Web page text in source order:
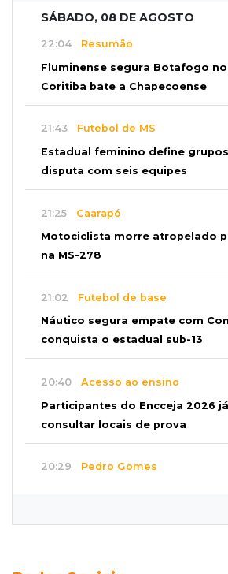
SÁBADO, 08 DE AGOSTO
22:04 Resumão
Fluminense segura Botafogo
Coritiba bate a Chapecoense
21:43 Futebol de MS
Estadual feminino define
disputa com seis equipes
21:25 Caarapó
Motociclista morre atropelado
na MS-278
21:02 Futebol de base
Náutico segura empate com
conquista o estadual sub-13
20:40 Acesso ao ensino
Participantes do Encceja 2026
consultar locais de prova
20:29 Pedro Gomes